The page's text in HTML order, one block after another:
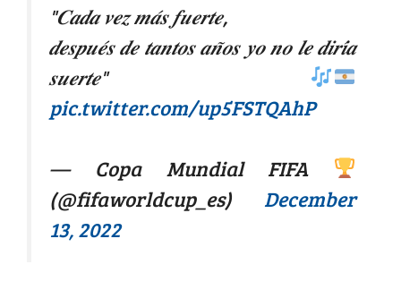
"𝑪𝒂𝒅𝒂 𝒗𝒆𝒛 𝒎𝒂́𝒔 𝒇𝒖𝒆𝒓𝒕𝒆,
𝒅𝒆𝒔𝒑𝒖𝒆́𝒔 𝒅𝒆 𝒕𝒂𝒏𝒕𝒐𝒔 𝒂𝒏̃𝒐𝒔 𝒚𝒐 𝒏𝒐 𝒍𝒆 𝒅𝒊𝒓𝒊́𝒂
𝒔𝒖𝒆𝒓𝒕𝒆"
pic.twitter.com/up5FSTQAhP
— Copa Mundial FIFA
(@fifaworldcup_es) December
13, 2022